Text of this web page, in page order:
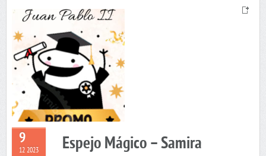
9
12 2023 Espejo Mágico – Samira